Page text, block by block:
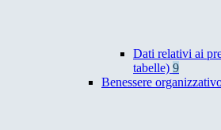
Dati relativi ai
tabelle) 9
Benessere